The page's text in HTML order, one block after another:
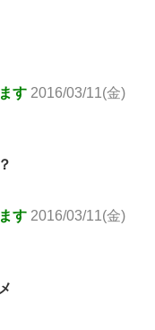
す 2016/03/11(金)
す 2016/03/11(金)